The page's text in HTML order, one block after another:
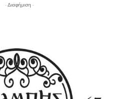
- Διαφήμιση -